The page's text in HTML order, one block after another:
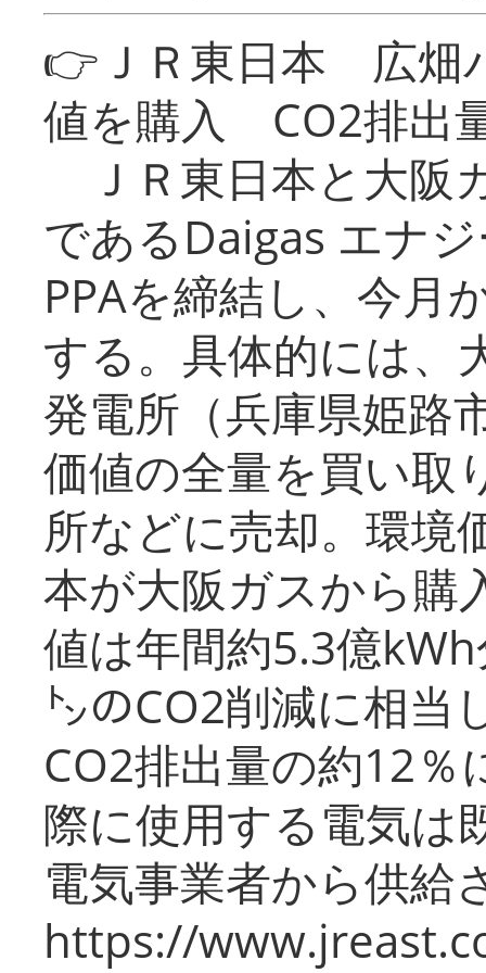
👉ＪＲ東日本 広畑
値を購入 CO2排出
ＪＲ東日本と大阪
であるDaigas エナ
PPAを締結し、今月
する。具体的には、
発電所（兵庫県姫路
価値の全量を買い取
所などに売却。環境
本が大阪ガスから購
値は年間約5.3億
㌧のCO2削減に相当
CO2排出量の約12％
際に使用する電気は
電気事業者から供給
https://